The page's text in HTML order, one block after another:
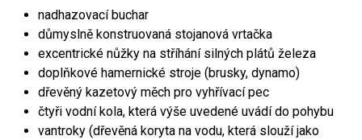
nadhazovací buchar
důmyslně konstruovaná stojanová vrtačka
excentrické nůžky na stříhání silných plátů železa
doplňkové hamernické stroje (brusky, dynamo)
dřevěný kazetový měch pro vyhřívací pec
čtyři vodní kola, která výše uvedené uvádí do pohybu
vantroky (dřevěná koryta na vodu, která slouží jako